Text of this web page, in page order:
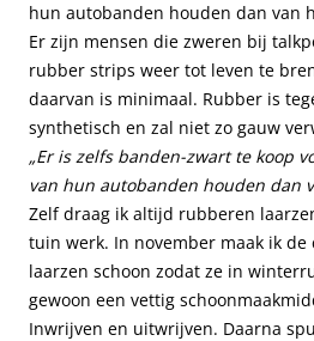
hun autobanden houden dan van
Er zijn mensen die zweren bij
rubber strips weer tot leven te
daarvan is minimaal. Rubber is
synthetisch en zal niet zo gauw
„Er is zelfs banden-zwart te koop
van hun autobanden houden dan
Zelf draag ik altijd rubberen
tuin werk. In november maak ik de
laarzen schoon zodat ze in
gewoon een vettig
Inwrijven en uitwrijven. Daarna